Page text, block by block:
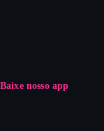
Baixe nosso app